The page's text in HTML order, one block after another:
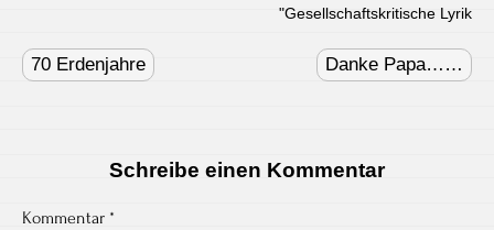
"Gesellschaftskritische Lyrik
navigation
70 Erdenjahre Danke Papa……
Schreibe einen Kommentar
Kommentar *